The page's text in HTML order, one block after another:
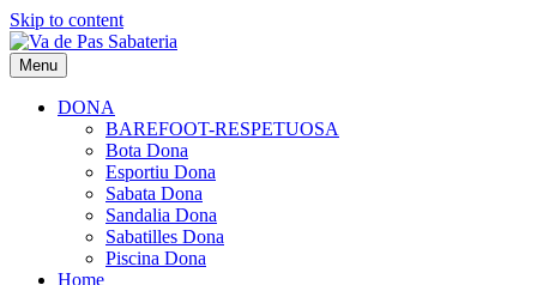
Skip to content
Menu
DONA
BAREFOOT-RESPETUOSA
Bota Dona
Esportiu Dona
Sabata Dona
Sandalia Dona
Sabatilles Dona
Piscina Dona
Home